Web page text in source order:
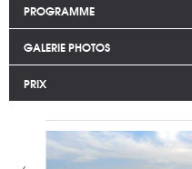
PROGRAMME
GALERIE PHOTOS
PRIX